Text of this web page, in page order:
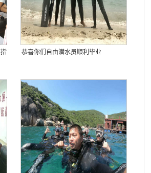
恭喜你们自由潜水员顺利毕业